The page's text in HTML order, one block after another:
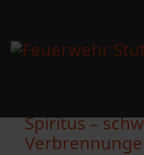
Spiritus –